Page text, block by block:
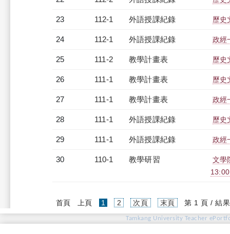
23 112-1 外語授課紀錄 歷史
24 112-1 外語授課紀錄 政經
25 111-2 教學計畫表 歷史
26 111-1 教學計畫表 歷史
27 111-1 教學計畫表 政經
28 111-1 外語授課紀錄 歷史
29 111-1 外語授課紀錄 政經
30 110-1 教學研習
文學
首頁 上頁 1 (current)
2 次頁 末頁 第 1 頁 / 結
Tamkang University Teacher